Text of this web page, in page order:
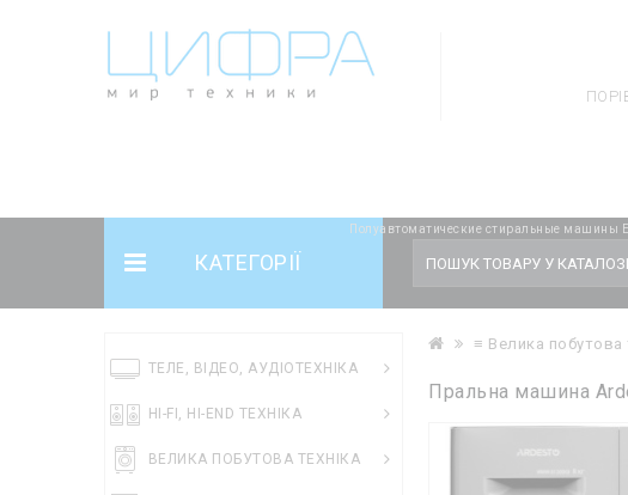
/var/www/cifratehcomua/data/www/cifrateh.com.ua/catalog/controller/module/
КАТЕГОРІЇ
Полуавтоматические стиральные машины
ТЕЛЕ, ВІДЕО, АУДІОТЕХНІКА
HI-FI, HI-END ТЕХНІКА
ВЕЛИКА ПОБУТОВА ТЕХНІКА
≡ Велика побутова
Пральна машина